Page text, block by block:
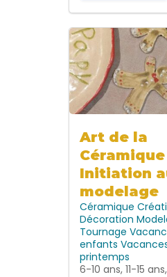
Art de la
Céramique
Initiation
modelage
Céramique
Décoration
Tournage
enfants
printemps
6-10 ans, 11-15